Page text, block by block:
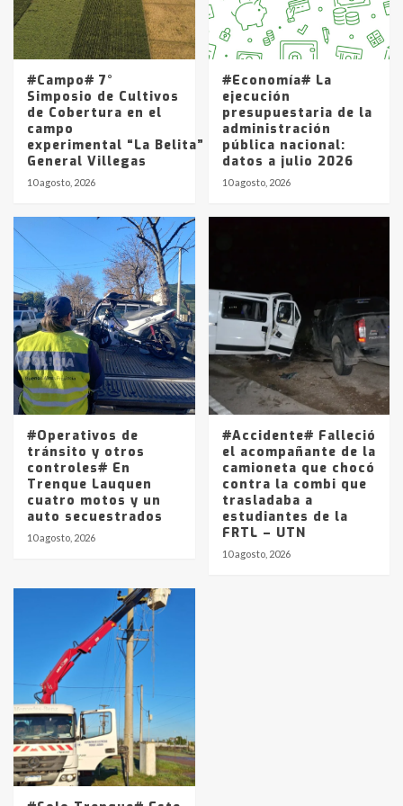
5
Los precios de los combustibles en
La Pampa, desde YPF hasta Axion
entre 857 a 1338 pesos
#Campo# 7°
Simposio de Cultivos
de Cobertura en el
campo
experimental “La Belita” del INTA
General Villegas
10 agosto, 2026
#Economía# La
ejecución
presupuestaria de la
administración
pública nacional:
datos a julio 2026
10 agosto, 2026
#Operativos de
tránsito y otros
controles# En
Trenque Lauquen
cuatro motos y un
auto secuestrados
10 agosto, 2026
#Accidente# Falleció
el acompañante de la
camioneta que chocó
contra la combi que
trasladaba a
estudiantes de la
FRTL – UTN
10 agosto, 2026